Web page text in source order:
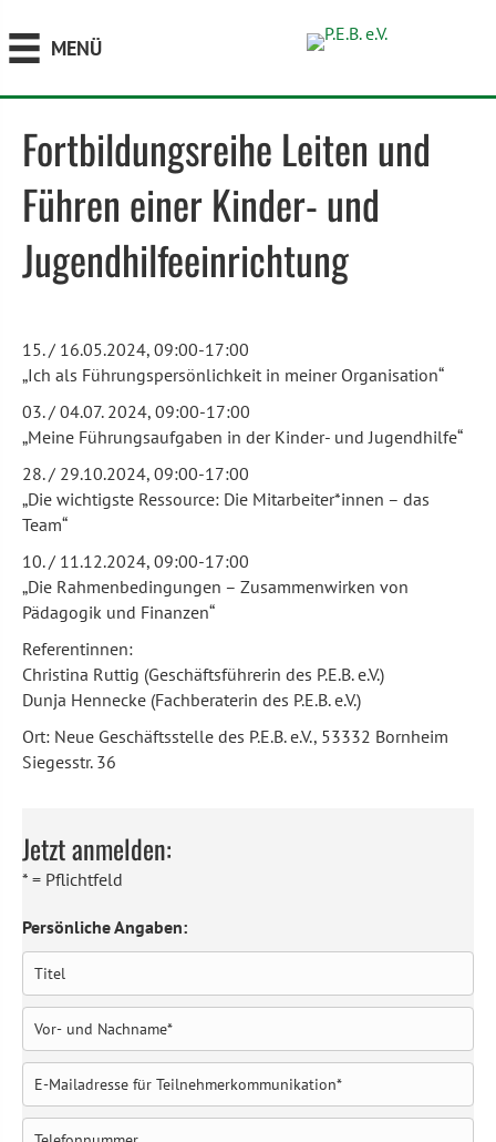
MENÜ
Fort­bildungs­reihe Leiten und
Führen einer Kinder- und
Jugendhilfeeinrichtung
15. / 16.05.2024, 09:00-17:00
„Ich als Führungspersönlichkeit in meiner Organisation“
03. / 04.07. 2024, 09:00-17:00
„Meine Führungsaufgaben in der Kinder- und Jugendhilfe“
28. / 29.10.2024, 09:00-17:00
„Die wichtigste Ressource: Die Mitarbeiter*innen – das
Team“
10. / 11.12.2024, 09:00-17:00
„Die Rahmenbedingungen – Zusammenwirken von
Pädagogik und Finanzen“
Referentinnen:
Christina Ruttig (Geschäftsführerin des P.E.B. e.V.)
Dunja Hennecke (Fachberaterin des P.E.B. e.V.)
Ort: Neue Geschäftsstelle des P.E.B. e.V., 53332 Bornheim
Siegesstr. 36
Jetzt anmelden:
* = Pflichtfeld
Persönliche Angaben: